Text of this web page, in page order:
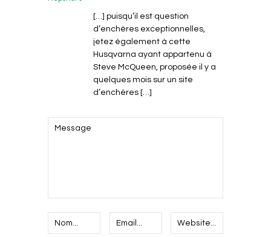
[…] puisqu’il est question
d’enchères exceptionnelles,
jetez également à cette
Husqvarna ayant appartenu à
Steve McQueen, proposée il y a
quelques mois sur un site
d’enchères […]